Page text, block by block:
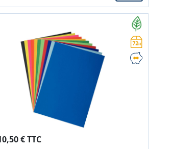
€ TTC